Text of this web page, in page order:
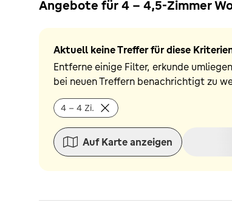
Angebote für 4 - 4,5-Zimmer
Aktuell keine Treffer für diese
Entferne einige Filter, erkunde
bei neuen Treffern benachrichtigt zu
4 - 4 Zi.
Auf Karte anzeigen